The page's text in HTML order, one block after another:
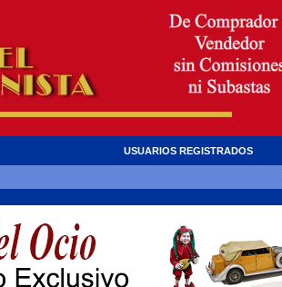
USUARIOS REGISTRADOS